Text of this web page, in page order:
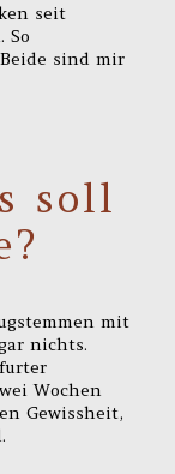
seit
So
sind mir
soll
mit
nichts.
Wochen
Gewissheit,